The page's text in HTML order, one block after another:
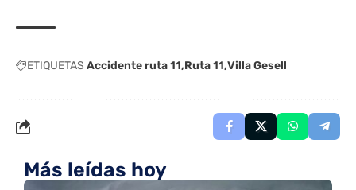
ETIQUETAS Accidente ruta 11 Ruta 11 Villa Gesell
Más leídas hoy